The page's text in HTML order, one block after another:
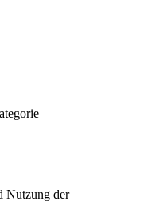
Nutzung der